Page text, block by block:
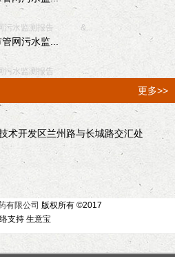
网污水监测报告 &...
网污水监...
网污水监测报告 ...
更多>>
术开发区兰州路与长城路交汇处
有限公司 版权所有 ©2017
支持 生意宝